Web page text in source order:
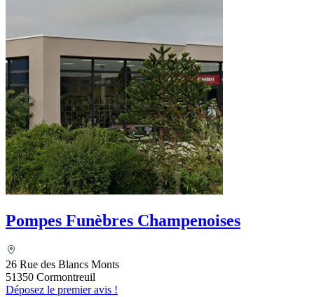
Pompes Funèbres Champenoises
26 Rue des Blancs Monts
51350 Cormontreuil
Déposez le premier avis !